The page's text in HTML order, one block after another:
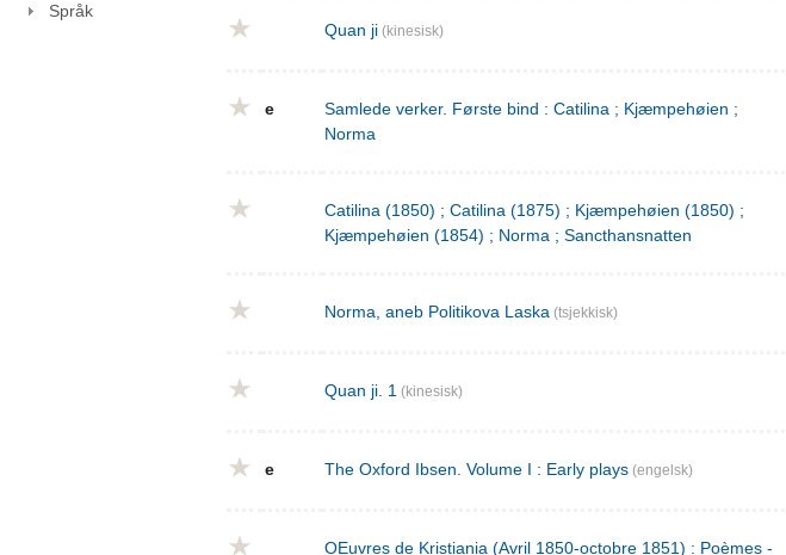
Språk
Quan ji (kinesisk)
e
Samlede verker. Første bind : Catilina ; Kjæmpehøien ;
Norma
Catilina (1850) ; Catilina (1875) ; Kjæmpehøien (1850) ;
Kjæmpehøien (1854) ; Norma ; Sancthansnatten
Norma, aneb Politikova Laska (tsjekkisk)
Quan ji. 1 (kinesisk)
e The Oxford Ibsen. Volume I : Early plays (engelsk)
OEuvres de Kristiania (Avril 1850-octobre 1851) : Poèmes -